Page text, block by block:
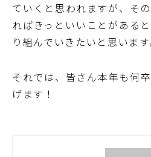
ていくと思われますが、そ
ればきっといいことがある
り組んでいきたいと思います
それでは、皆さん本年も何
げます！